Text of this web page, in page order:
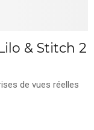
& Stitch 2
de vues réelles